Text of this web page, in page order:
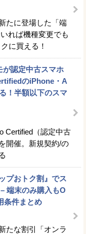
たに登場した「端
れば機種変更でも
に買える！
が認定中古スマホ
のiPhone・A
！半額以下のスマ
Certified（認定中古
開催。新規契約/の
プおトク割』でス
端末のみ購入もO
条件まとめ
たな割引「オンラ